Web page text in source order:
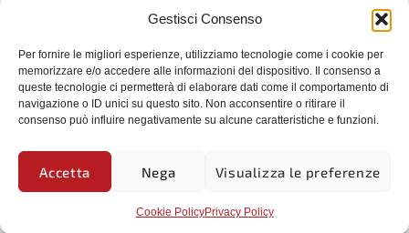
Gestisci Consenso
Per fornire le migliori esperienze, utilizziamo tecnologie come i cookie per
memorizzare e/o accedere alle informazioni del dispositivo. Il consenso a
queste tecnologie ci permetterà di elaborare dati come il comportamento di
navigazione o ID unici su questo sito. Non acconsentire o ritirare il
consenso può influire negativamente su alcune caratteristiche e funzioni.
Accetta Nega Visualizza le preferenze
Cookie PolicyPrivacy Policy
Credits